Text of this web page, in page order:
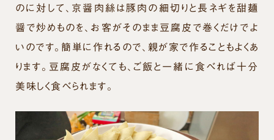
のに対して、京醤肉絲は豚肉の細切りと長ネギを甜麺
醤で炒めものを、お客がそのまま豆腐皮で巻くだけでよ
いのです。簡単に作れるので、親が家で作ることもよくあ
ります。豆腐皮がなくても、ご飯と一緒に食べれば十分
美味しく食べられます。